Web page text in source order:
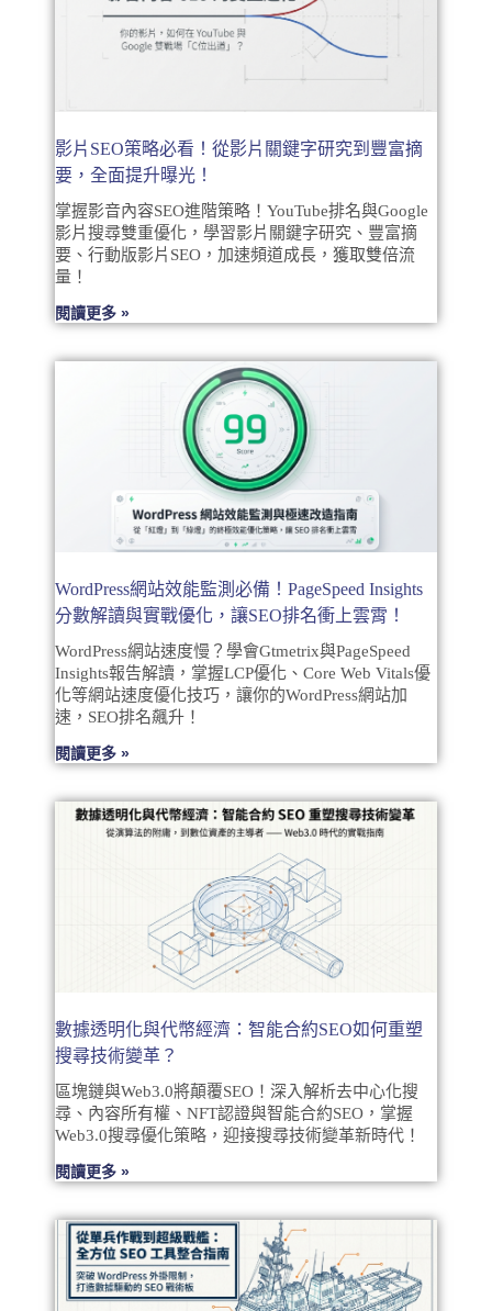
影片SEO策略必看！從影片關鍵字研究到豐富摘
要，全面提升曝光！
掌握影音內容SEO進階策略！YouTube排名與Google
影片搜尋雙重優化，學習影片關鍵字研究、豐富摘
要、行動版影片SEO，加速頻道成長，獲取雙倍流
量！
閱讀更多 »
WordPress網站效能監測必備！PageSpeed Insights
分數解讀與實戰優化，讓SEO排名衝上雲霄！
WordPress網站速度慢？學會Gtmetrix與PageSpeed
Insights報告解讀，掌握LCP優化、Core Web Vitals優
化等網站速度優化技巧，讓你的WordPress網站加
速，SEO排名飆升！
閱讀更多 »
數據透明化與代幣經濟：智能合約SEO如何重塑
搜尋技術變革？
區塊鏈與Web3.0將顛覆SEO！深入解析去中心化搜
尋、內容所有權、NFT認證與智能合約SEO，掌握
Web3.0搜尋優化策略，迎接搜尋技術變革新時代！
閱讀更多 »